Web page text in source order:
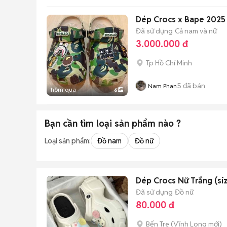
hôm qua 6
Dép Crocs x Bape 2025
Đã sử dụng Cả nam và nữ
3.000.000 đ
Tp Hồ Chí Minh
Nam Phan5 đã bán
Bạn cần tìm loại sản phẩm nào ?
Loại sản phẩm: Đồ nam Đồ nữ
Dép Crocs Nữ Trắng
Đã sử dụng Đồ nữ
80.000 đ
Bến Tre (Vĩnh Long mới)